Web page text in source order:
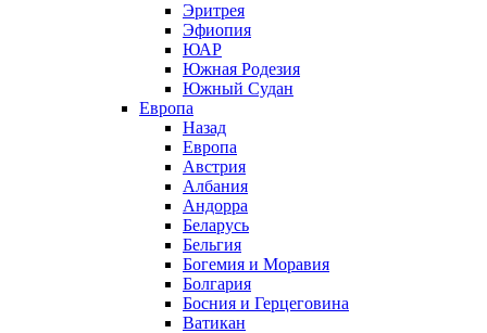
Эритрея
Эфиопия
ЮАР
Южная Родезия
Южный Судан
Европа
Назад
Европа
Австрия
Албания
Андорра
Беларусь
Бельгия
Богемия и Моравия
Болгария
Босния и Герцеговина
Ватикан